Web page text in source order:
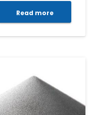
Read more